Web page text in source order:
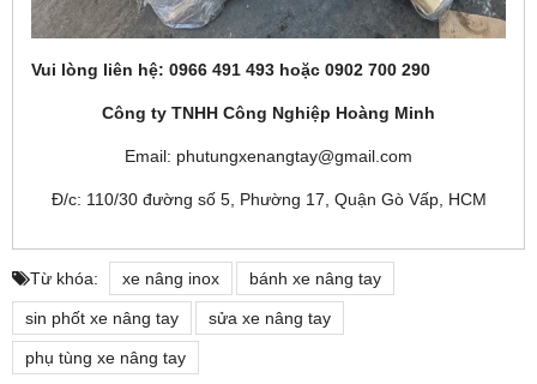
Vui lòng liên hệ: 0966 491 493 hoặc 0902 700 290
Công ty TNHH Công Nghiệp Hoàng Minh
Email: phutungxenangtay@gmail.com
Đ/c: 110/30 đường số 5, Phường 17, Quận Gò Vấp, HCM
Từ khóa: xe nâng inox bánh xe nâng tay
sin phốt xe nâng tay sửa xe nâng tay
phụ tùng xe nâng tay